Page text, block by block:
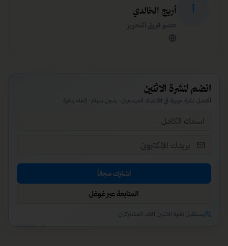
أ أريج الخالدي
عضو فريق التحرير
انضم لنشرة الاثنين
أفضل نشرة عربية في اقتصاد المبدعين · بدون سبام · إلغاء بنقرة
اشترك مجاناً
المتابعة عبر غوغل
يستقبل نشرة الاثنين آلاف المشتركين